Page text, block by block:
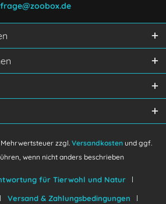
zu.
Felder sind Pflichtfelder.
Senden
frage@zoobox.de
zzgl. Versandkosten und ggf.
wenn nicht anders beschrieben
für Tierwohl und Natur
Versand & Zahlungsbedingungen